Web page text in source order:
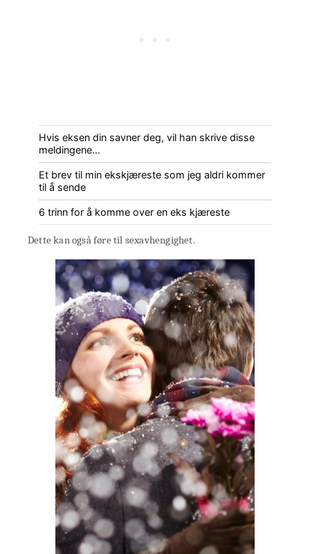
Hvis eksen din savner deg, vil han skrive disse
meldingene…
Et brev til min ekskjæreste som jeg aldri kommer
til å sende
6 trinn for å komme over en eks kjæreste
Dette kan også føre til sexavhengighet.